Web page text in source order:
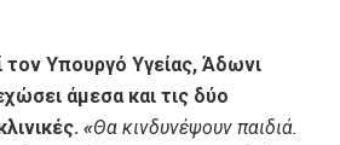
τον Υπουργό Υγείας, Άδωνι
άμεσα και τις δύο
«Θα κινδυνέψουν παιδιά.